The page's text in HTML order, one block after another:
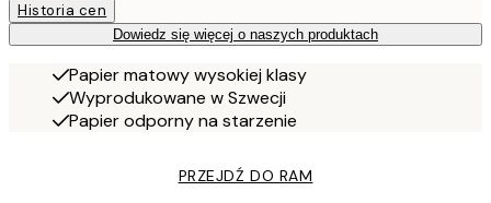
Historia cen
Dowiedz się więcej o naszych produktach
Papier matowy wysokiej klasy
Wyprodukowane w Szwecji
Papier odporny na starzenie
PRZEJDŹ DO RAM